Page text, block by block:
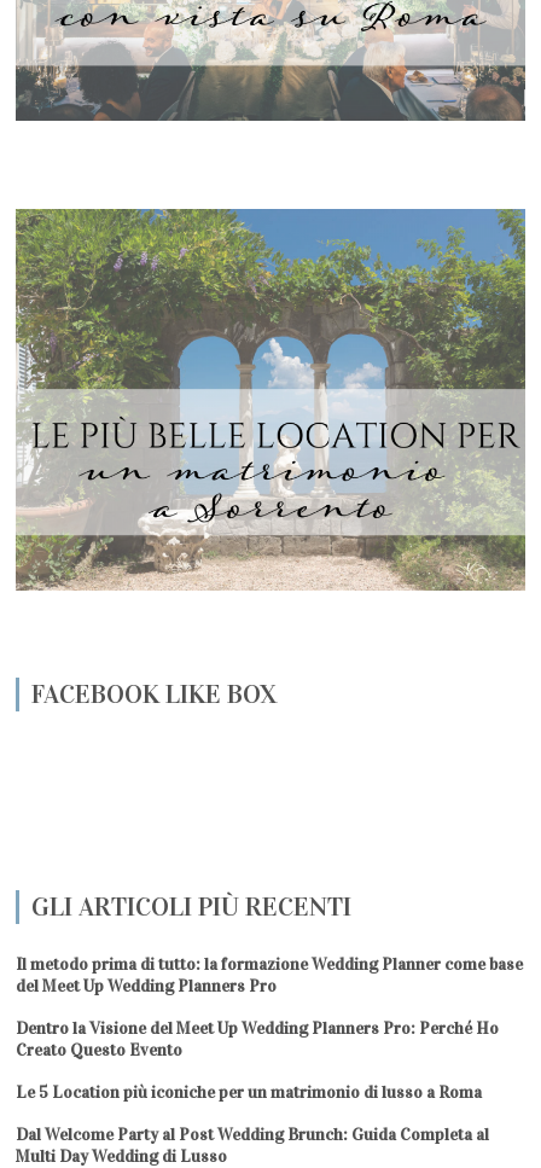
FACEBOOK LIKE BOX
GLI ARTICOLI PIÙ RECENTI
Il metodo prima di tutto: la formazione Wedding Planner come base
del Meet Up Wedding Planners Pro
Dentro la Visione del Meet Up Wedding Planners Pro: Perché Ho
Creato Questo Evento
Le 5 Location più iconiche per un matrimonio di lusso a Roma
Dal Welcome Party al Post Wedding Brunch: Guida Completa al
Multi Day Wedding di Lusso